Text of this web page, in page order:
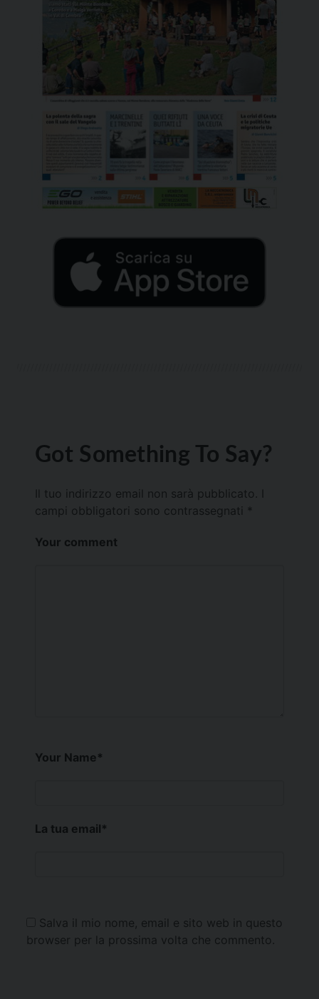
Got Something To Say?
Il tuo indirizzo email non sarà pubblicato.
campi obbligatori sono contrassegnati *
Your comment
Your Name*
La tua email*
Salva il mio nome, email e sito web in questo
browser per la prossima volta che commento.